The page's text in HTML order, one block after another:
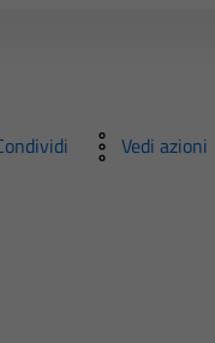
Vedi azioni